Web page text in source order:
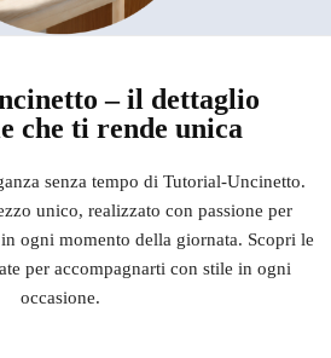
– il dettaglio
che ti rende unica
senza tempo di Tutorial-Uncinetto.
unico, realizzato con passione per
ogni momento della giornata. Scopri le
per accompagnarti con stile in ogni
occasione.